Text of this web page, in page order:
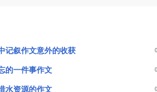
记叙作文意外的收获
的一件事作文
水资源的作文